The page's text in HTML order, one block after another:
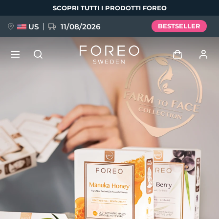
SCOPRI TUTTI I PRODOTTI FOREO
US 11/08/2026 BESTSELLER
Accedi
Profilo utente
I miei dispositivi
I miei ordini
I miei indirizzi
I miei abbonamenti
FAQ™ Pure Beauty-Tech Elixir
BREAKING NEWS
issa™ Teeth Whitening Set
English Deutsch
Español
Français
Italiano
Português
Polski
Svenska
Русский
简体中文 繁體中文